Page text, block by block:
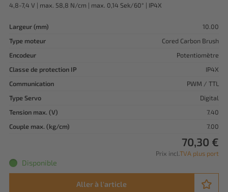
4,8-7,4 V | max. 58,8 N/cm | max. 0,14 Sek/60° | IP4X
Largeur (mm)
10.00
Type moteur
Cored Carbon Brush
Encodeur
Potentiomètre
Classe de protection IP
IP4X
Communication
PWM / TTL
Type Servo
Digital
Tension max. (V)
7.40
Couple max. (kg/cm)
7.00
70,30 €
Prix incl. TVA plus port
Disponible
Aller à l'article